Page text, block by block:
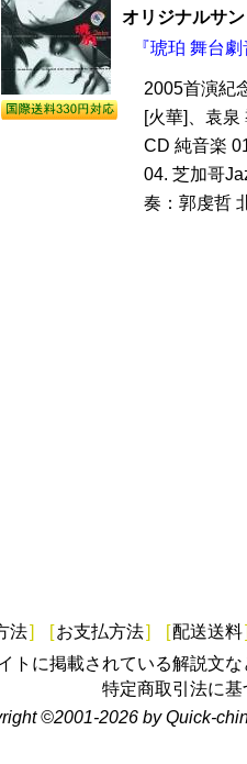
オリジナルサ
『琥珀 舞台
2005首演紀
[火華]、袁
CD 純音楽
04. 芝加哥
奏：郭虔哲
法] [お支払方法] [配送送料]
トに掲載されている解説文な
特定商取引法に基
©2001-2026 by Quick-